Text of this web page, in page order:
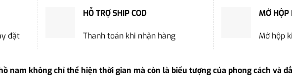
đặt
HỖ TRỢ SHIP COD
Thanh toán khi nhận hàng
MỞ HỘP
Mở hộp
nam không chỉ thể hiện thời gian mà còn là biểu tượng của phong cách và